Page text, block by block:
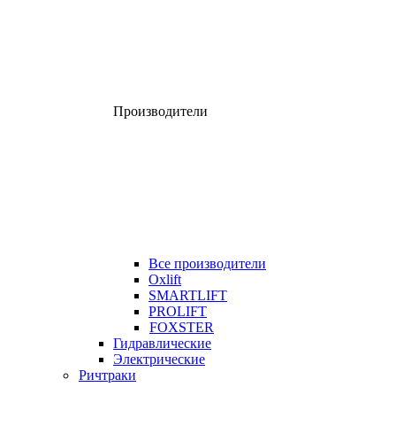
Производители
Все производители
Oxlift
SMARTLIFT
PROLIFT
FOXSTER
Гидравлические
Электрические
Ричтраки